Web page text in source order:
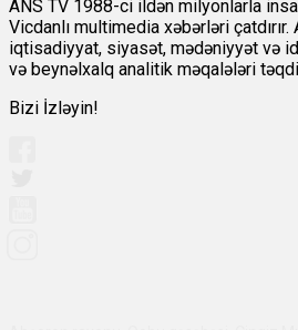
ANS TV 1988-ci ildən milyonlarla
Vicdanlı multimedia xəbərləri
iqtisadiyyat, siyasət, mədəniyyət və
və beynəlxalq analitik məqalələri
Bizi İzləyin!